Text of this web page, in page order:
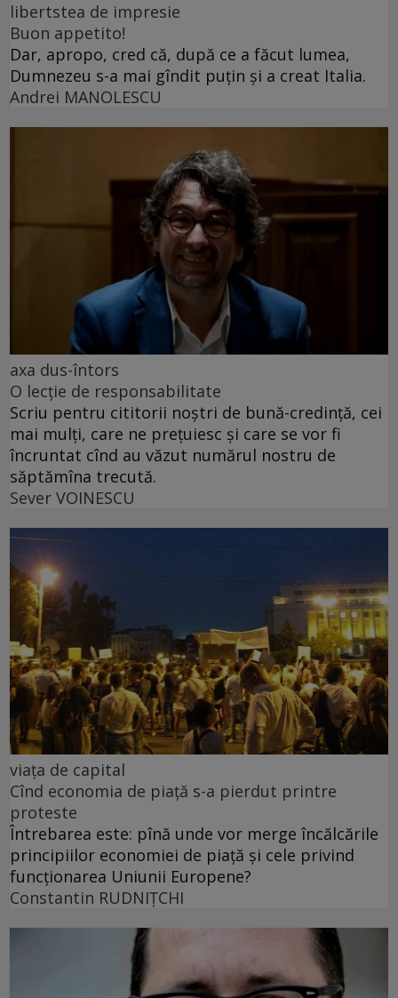
libertstea de impresie
Buon appetito!
Dar, apropo, cred că, după ce a făcut lumea,
Dumnezeu s-a mai gîndit puțin și a creat Italia.
Andrei MANOLESCU
axa dus-întors
O lecție de responsabilitate
Scriu pentru cititorii noștri de bună-credință, cei
mai mulți, care ne prețuiesc și care se vor fi
încruntat cînd au văzut numărul nostru de
săptămîna trecută.
Sever VOINESCU
viața de capital
Cînd economia de piață s-a pierdut printre
proteste
Întrebarea este: pînă unde vor merge încălcările
principiilor economiei de piață și cele privind
funcționarea Uniunii Europene?
Constantin RUDNIŢCHI